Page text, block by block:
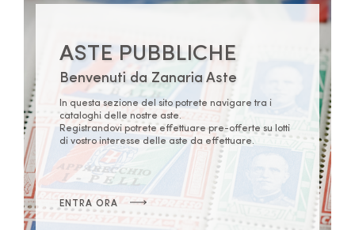
ASTE PUBBLICHE
Benvenuti da Zanaria Aste
In questa sezione del sito potrete navigare tra i
cataloghi delle nostre aste.
Registrandovi potrete effettuare pre-offerte su lotti
di vostro interesse delle aste da effettuare.
ENTRA ORA